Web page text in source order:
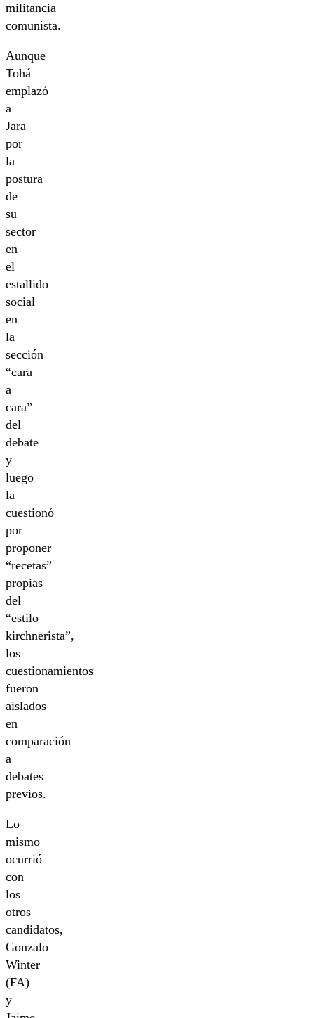
militancia
comunista.
Aunque
Tohá
emplazó
a
Jara
por
la
postura
de
su
sector
en
el
estallido
social
en
la
sección
“cara
a
cara”
del
debate
y
luego
la
cuestionó
por
proponer
“recetas”
propias
del
“estilo
kirchnerista”,
los
cuestionamientos
fueron
aislados
en
comparación
a
debates
previos.
Lo
mismo
ocurrió
con
los
otros
candidatos,
Gonzalo
Winter
(FA)
y